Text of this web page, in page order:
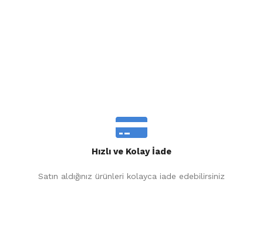
Hızlı ve Kolay İade
Satın aldığınız ürünleri kolayca iade edebilirsiniz